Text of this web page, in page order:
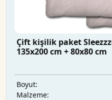
Çift kişilik paket
135x200 cm + 80x80 cm
Boyut:
Malzeme: